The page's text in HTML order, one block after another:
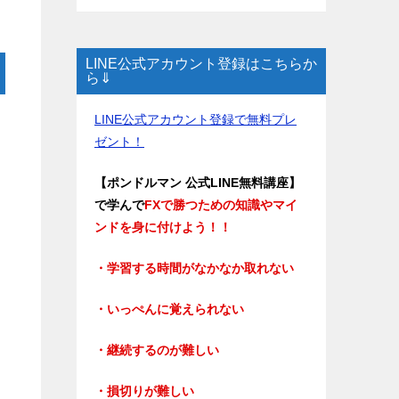
LINE公式アカウント登録はこちらか
ら⇓
LINE公式アカウント登録で無料プレ
ゼント！
【ポンドルマン 公式LINE無料講座】
で学んでFXで勝つための知識やマイ
ンドを身に付けよう！！
・学習する時間がなかなか取れない
・いっぺんに覚えられない
・継続するのが難しい
・損切りが難しい